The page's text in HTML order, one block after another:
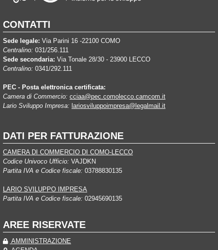
CONTATTI
Sede legale: Via Parini 16 -22100 COMO
Centralino: 031/256.111
Sede secondaria: Via Tonale 28/30 - 23900 LECCO
Centralino: 0341/292.111
PEC - Posta elettronica certificata:
Camera di Commercio: cciaa@pec.comolecco.camcom.it
Lario Sviluppo Impresa: lariosviluppoimpresa@legalmail.it
DATI PER FATTURAZIONE
CAMERA DI COMMERCIO DI COMO-LECCO
Codice Univoco Ufficio: VAJDKN
Partita IVA e Codice fiscale: 03788830135
LARIO SVILUPPO IMPRESA
Partita IVA e Codice fiscale: 02945690135
AREE RISERVATE
AMMINISTRAZIONE